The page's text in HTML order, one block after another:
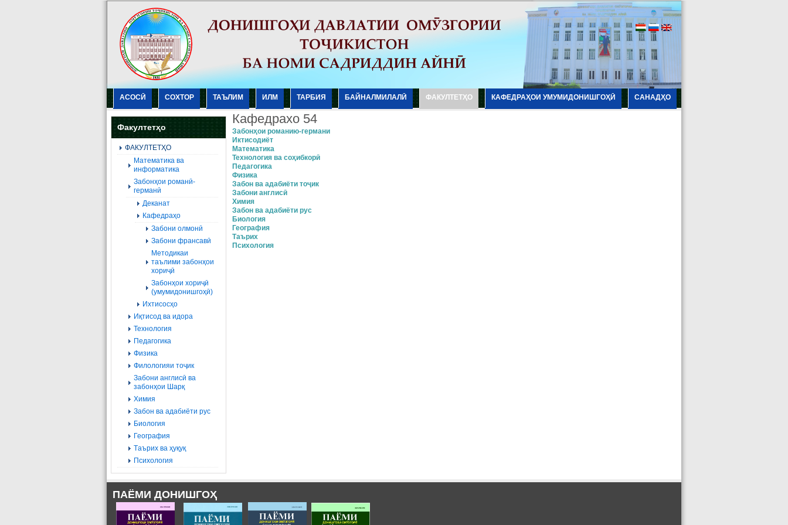
АСОСӢ СОХТОР ТАЪЛИМ ИЛМ ТАРБИЯ БАЙНАЛМИЛАЛӢ ФАКУЛТЕТҲО КАФЕДРАҲОИ УМУМИДОНИШГОҲӢ САНАДҲО
Факултетҳо
ФАКУЛТЕТҲО
Mатематика ва
информатика
Забонҳои романӣ-
германӣ
Деканат
Кафедраҳо
Забони олмонӣ
Забони франсавӣ
Методикаи
таълими забонҳои
хориҷӣ
Забонҳои хориҷӣ
(умумидонишгоҳӣ)
Ихтисосҳо
Иқтисод ва идора
Технология
Педагогика
Физика
Филологияи тоҷик
Забони англисӣ ва
забонҳои Шарқ
Химия
Забон ва адабиёти рус
Биология
География
Tаърих ва ҳуқуқ
Психология
Кафедрахо 54
Забонҳои романию-германи
Иктисодиёт
Mатематика
Технология ва соҳибкорӣ
Педагогика
Физика
Забон ва адабиёти тоҷик
Забони англисӣ
Xимия
Забон ва адабиёти рус
Биология
География
Tаърих
Психология
ПАЁМИ ДОНИШГОҲ